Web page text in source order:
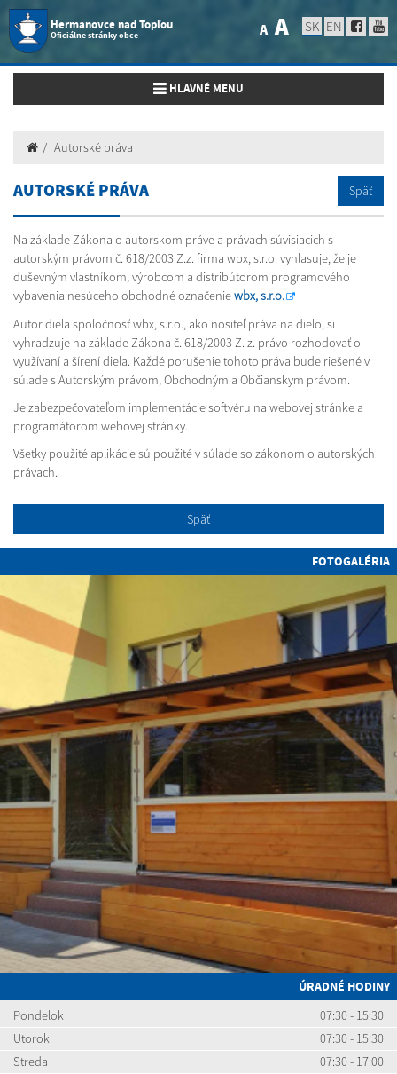
Hermanovce nad Topľou
Oficiálne stránky obce A A SK EN
Toggle navigation
HLAVNÉ MENU
Autorské práva
AUTORSKÉ PRÁVA Späť
Na základe Zákona o autorskom práve a právach súvisiacich s
autorským právom č. 618/2003 Z.z. firma wbx, s.r.o. vyhlasuje, že je
duševným vlastníkom, výrobcom a distribútorom programového
vybavenia nesúceho obchodné označeniewbx, s.r.o.
Autor diela spoločnosť wbx, s.r.o., ako nositeľ práva na dielo, si
vyhradzuje na základe Zákona č. 618/2003 Z. z. právo rozhodovať o
využívaní a šírení diela. Každé porušenie tohoto práva bude riešené v
súlade s Autorským právom, Obchodným a Občianskym právom.
Je zabezpečovateľom implementácie softvéru na webovej stránke a
programátorom webovej stránky.
Všetky použité aplikácie sú použité v súlade so zákonom o autorských
právach.
Späť
FOTOGALÉRIA
ÚRADNÉ HODINY
Pondelok
07:30 - 15:30
Utorok
07:30 - 15:30
Streda
07:30 - 17:00